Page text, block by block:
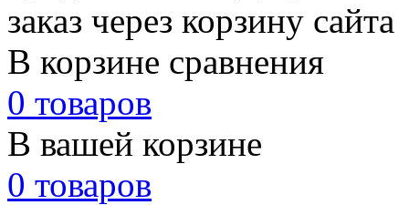
заказ через корзину сайта
В корзине сравнения
0 товаров
В вашей корзине
0 товаров